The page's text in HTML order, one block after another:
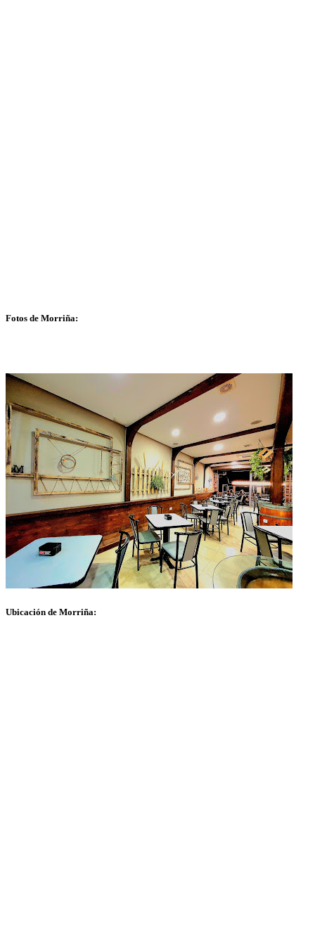
Fotos de Morriña:
Ubicación de Morriña: